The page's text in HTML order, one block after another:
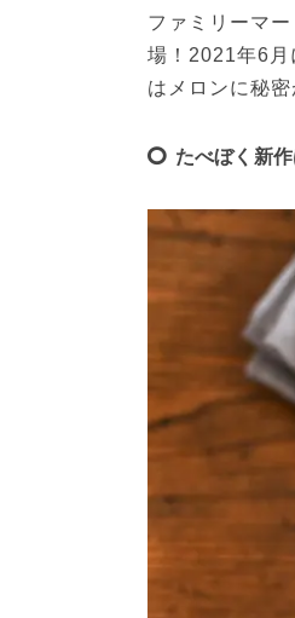
ファミリーマ
場！2021年6月
はメロンに秘
たべぼく新